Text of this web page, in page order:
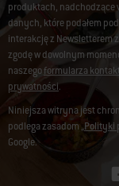
produktach, nadchodzące
danych, które podałem
interakcję z Newsletterem
zgodę w dowolnym
naszegoformularza
prywatności.
Niniejsza witryna jest
podlega zasadom „Polityki
Google.